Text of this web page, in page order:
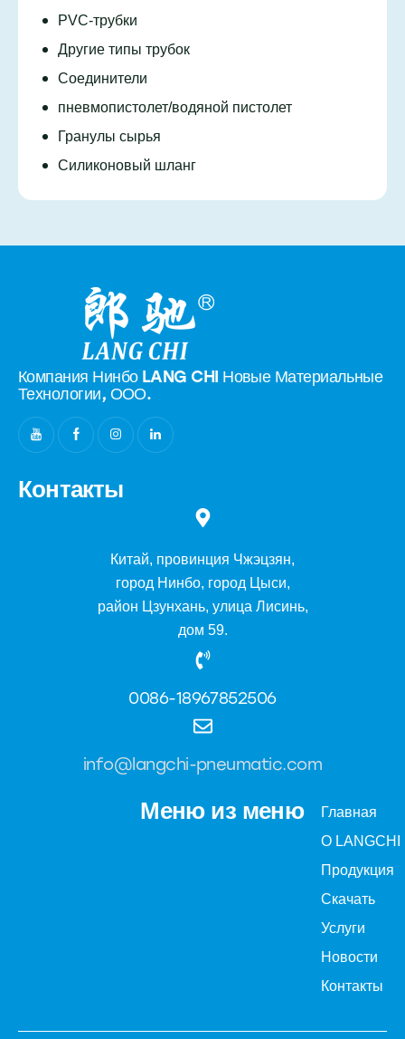
PVC-трубки
Другие типы трубок
Соединители
пневмопистолет/водяной пистолет
Гранулы сырья
Силиконовый шланг
Компания Нинбо LANG CHI Новые Материальные
Технологии, ООО.
Контакты
Китай, провинция Чжэцзян,
город Нинбо, город Цыси,
район Цзунхань, улица Лисинь,
дом 59.
0086-18967852506
info@langchi-pneumatic.com
Меню из меню
Главная
О LANGCHI
Продукция
Скачать
Услуги
Новости
Контакты